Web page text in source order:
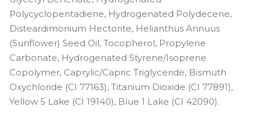
Polycyclopentadiene, Hydrogenated Polydecene,
Disteardimonium Hectorite, Helianthus Annuus
(Sunflower) Seed Oil, Tocopherol, Propylene
Carbonate, Hydrogenated Styrene/Isoprene
Copolymer, Caprylic/Capric Triglyceride, Bismuth
Oxychloride (CI 77163), Titanium Dioxide (CI 77891),
Yellow 5 Lake (CI 19140), Blue 1 Lake (CI 42090).